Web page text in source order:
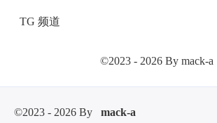
TG 频道
©2023 - 2026 By mack-a
©2023 - 2026 By mack-a